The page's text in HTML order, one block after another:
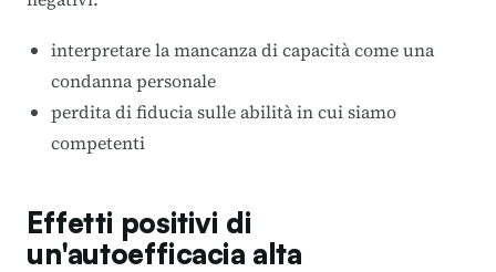
interpretare la mancanza di capacità come una
condanna personale
perdita di fiducia sulle abilità in cui siamo
competenti
Effetti positivi di
un'autoefficacia alta